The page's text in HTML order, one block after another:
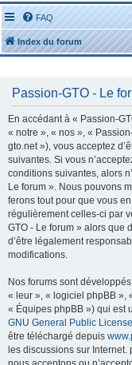
FAQ
Index du forum
Passion-GTO - Le
En accédant à « Passion-
« notre », « nos », «
gto.net »), vous acceptez
suivantes. Si vous
conditions suivantes, alors
Le forum ». Nous pouvons
ferons tout pour que vous
régulièrement celles-ci par
GTO - Le forum » alors que
d’être légalement
modifications.
Nos forums sont
« leur », « logiciel phpBB »,
« Équipes phpBB ») qui est
GNU General Public
être téléchargé depuis
les discussions sur